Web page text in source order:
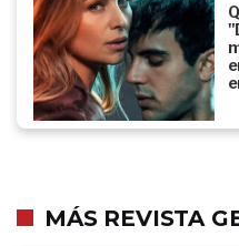
MÁS REVISTA